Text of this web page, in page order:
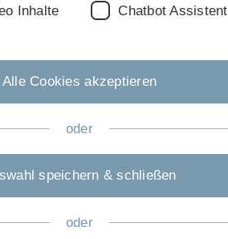
Inhalte Chatbot Assistent
Alle Cookies akzeptieren
oder
speichern & schließen
oder